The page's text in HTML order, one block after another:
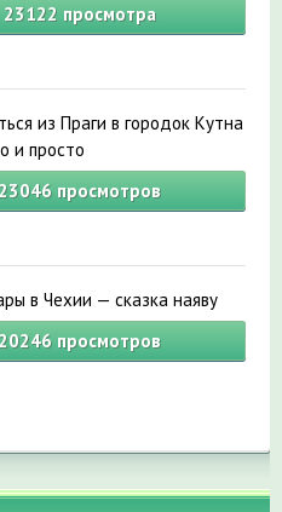
23122 просмотра
из Праги в городок Кутна
и просто
23046 просмотров
в Чехии — сказка наяву
20246 просмотров